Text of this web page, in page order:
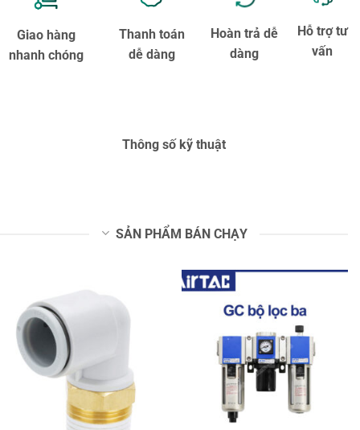
Giao hàng
nhanh chóng
Thanh toán
dễ dàng
Hoàn trả dễ
dàng
Hỗ trợ tư
vấn
Thông số kỹ thuật
SẢN PHẨM BÁN CHẠY